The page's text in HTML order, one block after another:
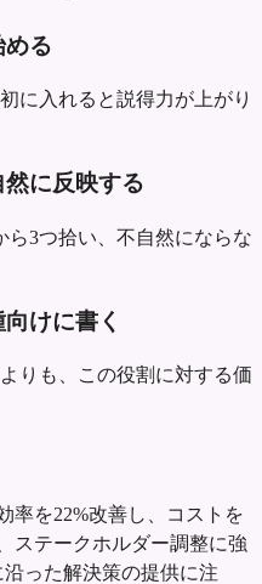
める
に入れると説得力が上がり
に反映する
ら3つ拾い、不自然にならな
けに書く
りも、この役割に対する価
率を22%改善し、コストを
ステークホルダー調整に強
った解決策の提供に注